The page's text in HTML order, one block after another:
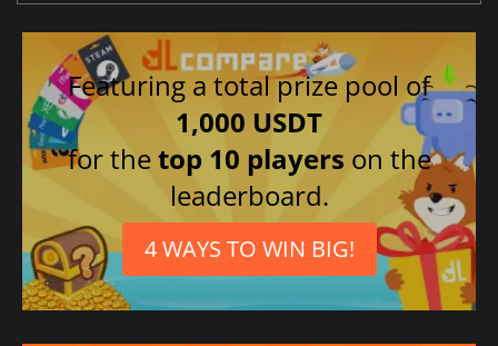
Featuring a total prize pool of
1,000 USDT
for thetop 10 players on the
leaderboard.
4 WAYS TO WIN BIG!